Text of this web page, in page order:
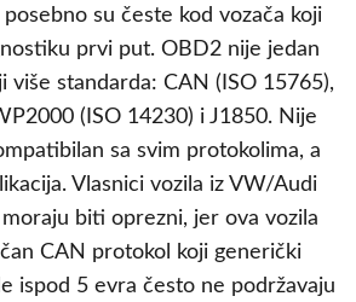
su česte kod vozača koji
prvi put. OBD2 nije jedan
standarda: CAN (ISO 15765),
(ISO 14230) i J1850. Nije
sa svim protokolima, a
Vlasnici vozila iz VW/Audi
biti oprezni, jer ova vozila
CAN protokol koji generički
ispod 5 evra često ne podržavaju